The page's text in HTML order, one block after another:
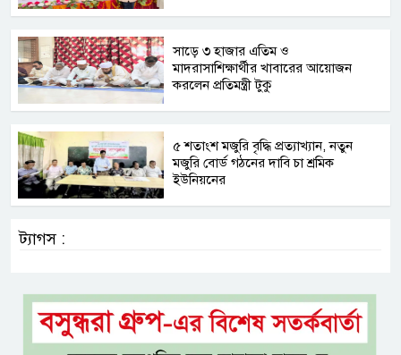
সাড়ে ৩ হাজার এতিম ও
মাদরাসাশিক্ষার্থীর খাবারের আয়োজন
করলেন প্রতিমন্ত্রী টুকু
৫ শতাংশ মজুরি বৃদ্ধি প্রত্যাখ্যান, নতুন
মজুরি বোর্ড গঠনের দাবি চা শ্রমিক
ইউনিয়নের
ট্যাগস :